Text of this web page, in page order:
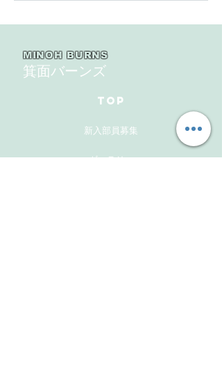
MINOH BURNS
箕面バーンズ
TOP
新入部員募集
ギャラリー